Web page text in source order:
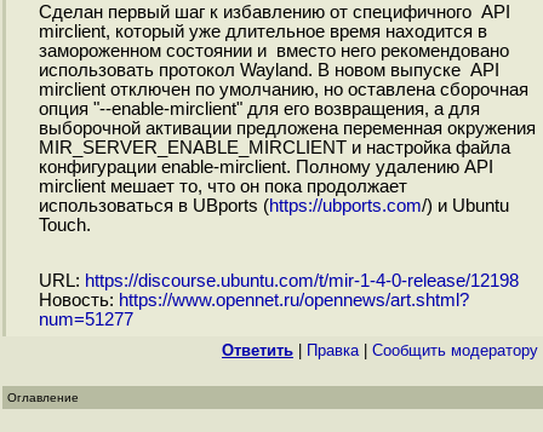
Сделан первый шаг к избавлению от специфичного API
mirclient, который уже длительное время находится в
замороженном состоянии и вместо него рекомендовано
использовать протокол Wayland. В новом выпуске API
mirclient отключен по умолчанию, но оставлена сборочная
опция "--enable-mirclient" для его возвращения, а для
выборочной активации предложена переменная окружения
MIR_SERVER_ENABLE_MIRCLIENT и настройка файла
конфигурации enable-mirclient. Полному удалению API
mirclient мешает то, что он пока продолжает
использоваться в UBports (https://ubports.com/) и Ubuntu
Touch.
URL: https://discourse.ubuntu.com/t/mir-1-4-0-release/12198
Новость: https://www.opennet.ru/opennews/art.shtml?
num=51277
Ответить Правка| Cообщить модератору
Оглавление